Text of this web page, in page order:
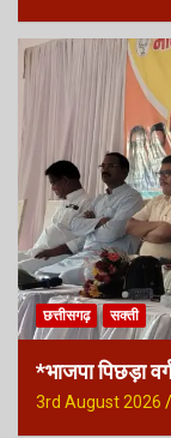
छत्तीसगढ़ सक्ती
*भाजपा पिछड़ा
3rd August 2026